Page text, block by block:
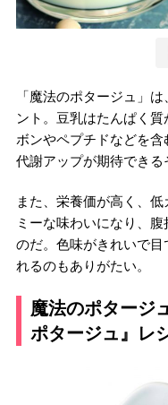
「魔法のポタージュ」
ント。豆乳はたんぱく
ボンやペプチドなどを含
代謝アップが期待できる
また、栄養価が高く、
ミーな味わいになり、
のだ。色味がきれいで
れるのもありがたい。
魔法のポタージ
ポタージュ』レ